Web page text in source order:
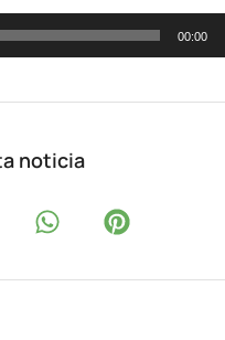
00:00
noticia